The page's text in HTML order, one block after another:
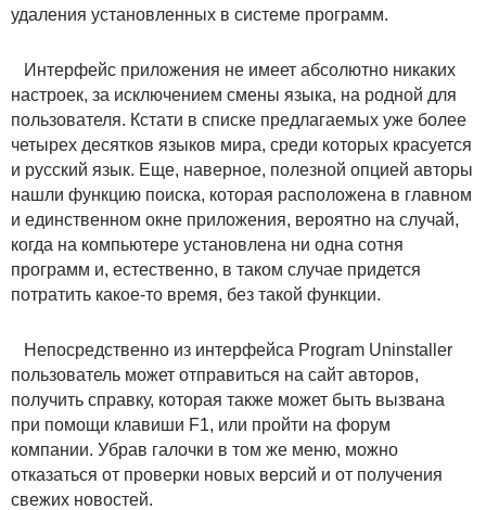
удаления установленных в системе программ.
Интерфейс приложения не имеет абсолютно никаких
настроек, за исключением смены языка, на родной для
пользователя. Кстати в списке предлагаемых уже более
четырех десятков языков мира, среди которых красуется
и русский язык. Еще, наверное, полезной опцией авторы
нашли функцию поиска, которая расположена в главном
и единственном окне приложения, вероятно на случай,
когда на компьютере установлена ни одна сотня
программ и, естественно, в таком случае придется
потратить какое-то время, без такой функции.
Непосредственно из интерфейса Program Uninstaller
пользователь может отправиться на сайт авторов,
получить справку, которая также может быть вызвана
при помощи клавиши F1, или пройти на форум
компании. Убрав галочки в том же меню, можно
отказаться от проверки новых версий и от получения
свежих новостей.